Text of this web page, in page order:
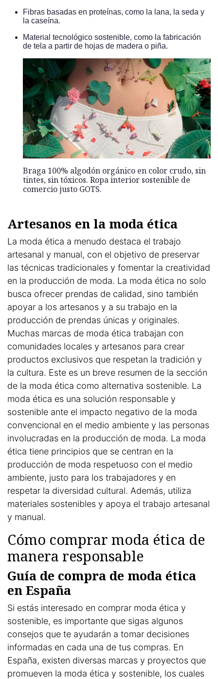
Fibras basadas en proteínas, como la lana, la seda y
la caseína.
Material tecnológico sostenible, como la fabricación
de tela a partir de hojas de madera o piña.
Braga 100% algodón orgánico en color crudo, sin
tintes, sin tóxicos. Ropa interior sostenible de
comercio justo GOTS.
Artesanos en la moda ética
La moda ética a menudo destaca el trabajo
artesanal y manual, con el objetivo de preservar
las técnicas tradicionales y fomentar la creatividad
en la producción de moda. La moda ética no solo
busca ofrecer prendas de calidad, sino también
apoyar a los artesanos y a su trabajo en la
producción de prendas únicas y originales.
Muchas marcas de moda ética trabajan con
comunidades locales y artesanos para crear
productos exclusivos que respetan la tradición y
la cultura. Este es un breve resumen de la sección
de la moda ética como alternativa sostenible. La
moda ética es una solución responsable y
sostenible ante el impacto negativo de la moda
convencional en el medio ambiente y las personas
involucradas en la producción de moda. La moda
ética tiene principios que se centran en la
producción de moda respetuoso con el medio
ambiente, justo para los trabajadores y en
respetar la diversidad cultural. Además, utiliza
materiales sostenibles y apoya el trabajo artesanal
y manual.
Cómo comprar moda ética de
manera responsable
Guía de compra de moda ética
en España
Si estás interesado en comprar moda ética y
sostenible, es importante que sigas algunos
consejos que te ayudarán a tomar decisiones
informadas en cada una de tus compras. En
España, existen diversas marcas y proyectos que
promueven la moda ética y sostenible, los cuales